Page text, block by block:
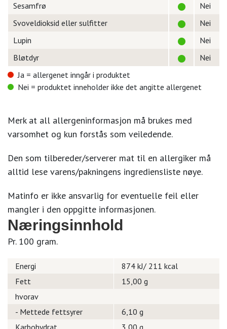
Sesamfrø
Nei
Svoveldioksid eller sulfitter
Nei
Lupin
Nei
Bløtdyr
Nei
Ja = allergenet inngår i produktet
Nei = produktet inneholder ikke det angitte allergenet
Merk at all allergeninformasjon må brukes med
varsomhet og kun forstås som veiledende.
Den som tilbereder/serverer mat til en allergiker må
alltid lese varens/pakningens ingrediensliste nøye.
Matinfo er ikke ansvarlig for eventuelle feil eller
mangler i den oppgitte informasjonen.
Næringsinnhold
Pr. 100 gram.
Energi
874 kJ/ 211 kcal
Fett
15,00 g
hvorav
- Mettede fettsyrer
6,10 g
Karbohydrat
3,00 g